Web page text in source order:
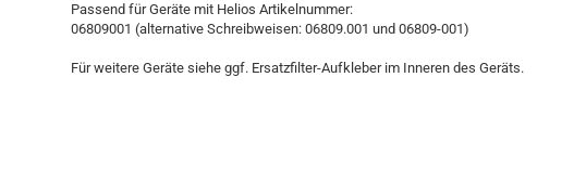
Passend für Geräte mit Helios Artikelnummer:
06809001 (alternative Schreibweisen: 06809.001 und 06809-001)
Für weitere Geräte siehe ggf. Ersatzfilter-Aufkleber im Inneren des Geräts.